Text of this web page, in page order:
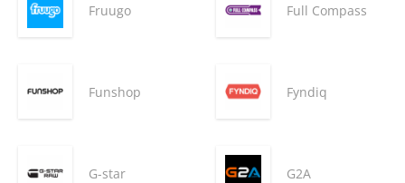
Fruugo Full Compass
Funshop Fyndiq
G-star G2A